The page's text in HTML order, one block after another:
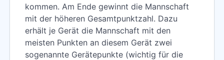
kommen. Am Ende gewinnt die Mannschaft
mit der höheren Gesamtpunktzahl. Dazu
erhält je Gerät die Mannschaft mit den
meisten Punkten an diesem Gerät zwei
sogenannte Gerätepunkte (wichtig für die